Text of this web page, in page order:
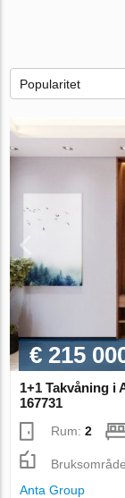
Popularitet
€ 215
1+1 Takvåning i
167731
Rum:2
Anta Group